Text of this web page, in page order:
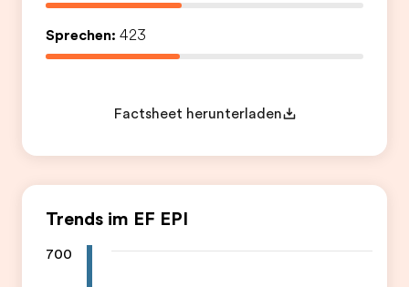
Sprechen: 423
Factsheet herunterladen
Trends im EF EPI
700